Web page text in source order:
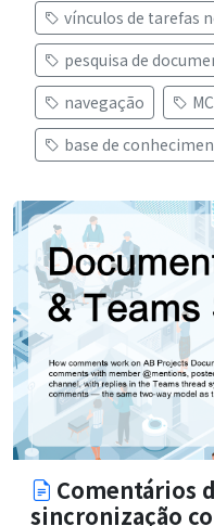
vínculos de tarefas
pesquisa de
navegação
base de
Comentários
sincronização